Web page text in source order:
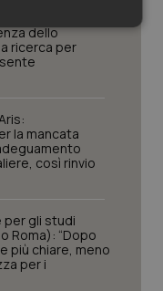
dello
ricerca per
la mancata
così rinvio
per gli studi
Roma): “Dopo
più chiare, meno
per i
Marketing
Marketing
fruibile il
aree
grado di
cookie.